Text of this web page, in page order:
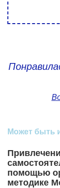
Может быть
помощью
методике